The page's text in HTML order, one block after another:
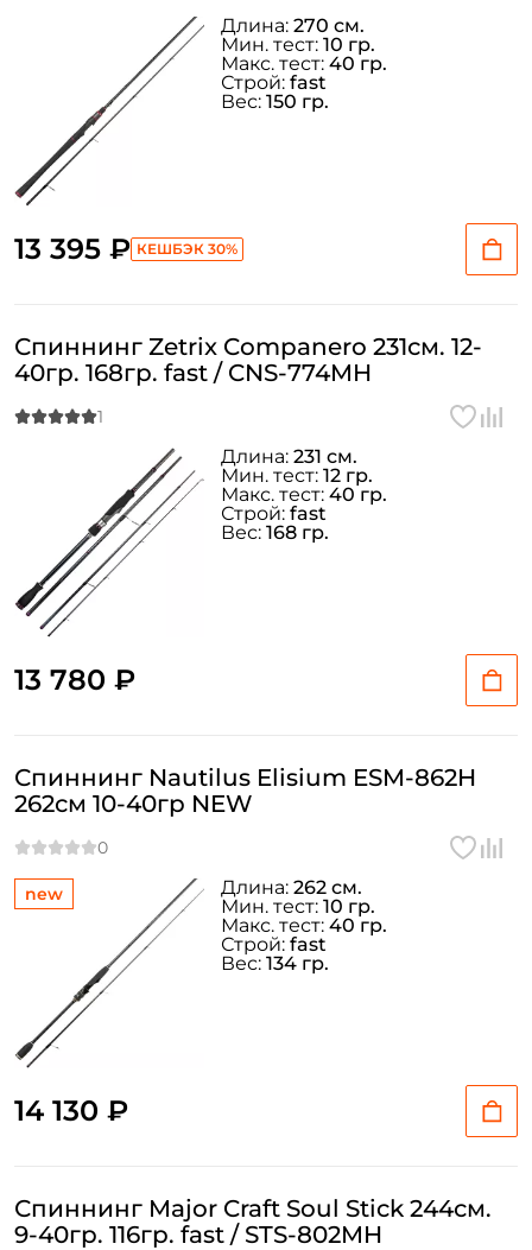
13 395 ₽ КЕШБЭК 30%
Длина: 270 см.
Мин. тест: 10 гр.
Макс. тест: 40 гр.
Строй: fast
Вес: 150 гр.
Спиннинг Zetrix Companero 231см. 12-
40гр. 168гр. fast / CNS-774MH
13 780 ₽
Длина: 231 см.
Мин. тест: 12 гр.
Макс. тест: 40 гр.
Строй: fast
Вес: 168 гр.
new
Спиннинг Nautilus Elisium ESM-862H
262см 10-40гр NEW
14 130 ₽
Длина: 262 см.
Мин. тест: 10 гр.
Макс. тест: 40 гр.
Строй: fast
Вес: 134 гр.
Спиннинг Major Craft Soul Stick 244см.
9-40гр. 116гр. fast / STS-802MH